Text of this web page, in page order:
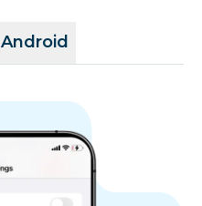
Android